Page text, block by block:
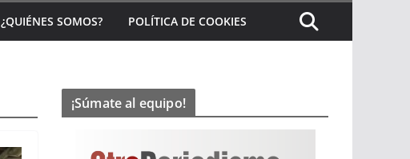
¿QUIÉNES SOMOS? POLÍTICA DE COOKIES
¡Súmate al equipo!